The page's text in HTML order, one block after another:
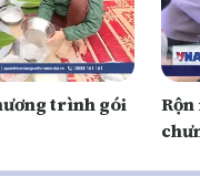
trình gói